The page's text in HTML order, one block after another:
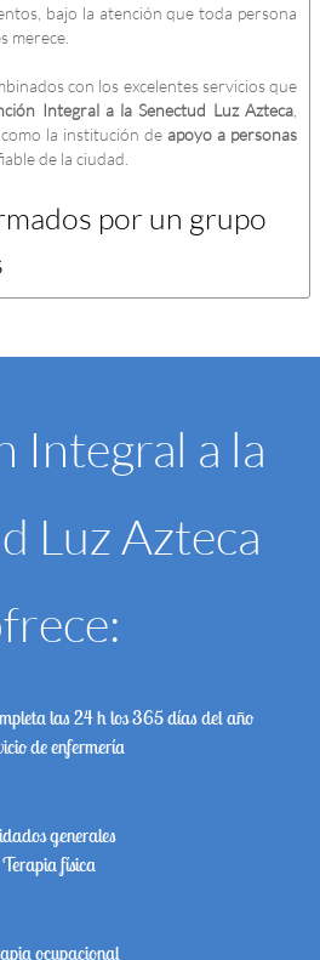
bajo la atención que toda persona
merece.
con los excelentes servicios que
Integral a la Senectud Luz Azteca
la institución de apoyo a personas
de la ciudad.
por un grupo
Integral a la
Luz Azteca
las 24 h los 365 días del año
de enfermería
generales
Terapia física
ocupacional